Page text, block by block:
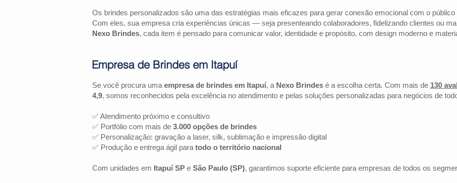
Os brindes personalizados são uma das estratégias mais eficazes para gerar conexão emocional com o
Com eles, sua empresa cria experiências únicas — seja presenteando colaboradores, fidelizando clientes ou
Nexo Brindes, cada item é pensado para comunicar valor, identidade e propósito, com design moderno e
Se você procura uma empresa de brindes em Itapuí, a Nexo Brindes é a escolha certa. Com mais de 130
4,9, somos reconhecidos pela excelência no atendimento e pelas soluções personalizadas para negócios de
✅ Atendimento próximo e consultivo
✅ Portfólio com mais de 3.000 opções de brindes
✅ Personalização: gravação a laser, silk, sublimação e impressão digital
✅ Produção e entrega ágil para todo o território nacional
Com unidades em Itapuí SP e São Paulo (SP), garantimos suporte eficiente para empresas de todos os
Empresa de Brindes em Itapuí